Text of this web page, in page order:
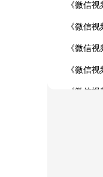
《微信
《微信
《微信
《微信